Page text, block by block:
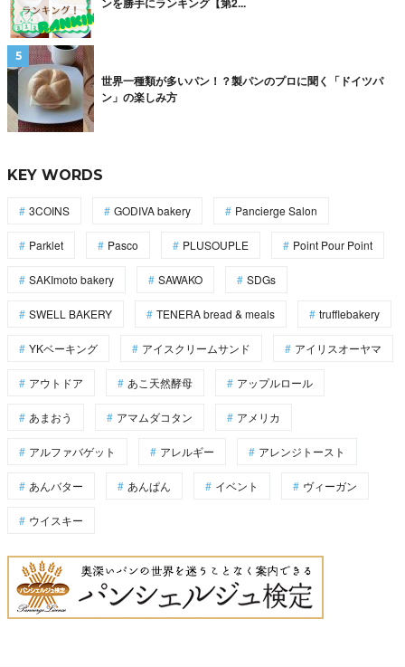
世界一種類が多いパン！？製パンのプロに聞く「ドイツパ
ン」の楽しみ方
KEY WORDS
3COINS GODIVA bakery Pancierge Salon
Parklet Pasco PLUSOUPLE Point Pour Point
SAKImoto bakery SAWAKO SDGs
SWELL BAKERY TENERA bread & meals trufflebakery
YKベーキング アイスクリームサンド アイリスオーヤマ
アウトドア あこ天然酵母 アップルロール
あまおう アマムダコタン アメリカ
アルファバゲット アレルギー アレンジトースト
あんバター あんぱん イベント ヴィーガン
ウイスキー